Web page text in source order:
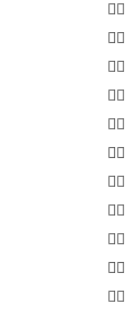
👉🏻
👉🏻
👉🏻
👉🏻
👉🏻
👉🏻
👉🏻
👉🏻
👉🏻
👉🏻
👉🏻